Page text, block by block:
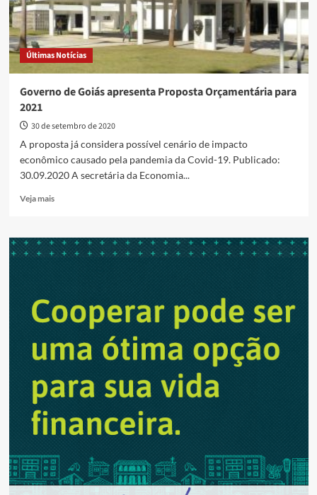
Últimas Notícias
Governo de Goiás apresenta Proposta Orçamentária para
2021
30 de setembro de 2020
A proposta já considera possível cenário de impacto
econômico causado pela pandemia da Covid-19. Publicado:
30.09.2020 A secretária da Economia...
Veja maisRead
Governo
Orçamentária
para